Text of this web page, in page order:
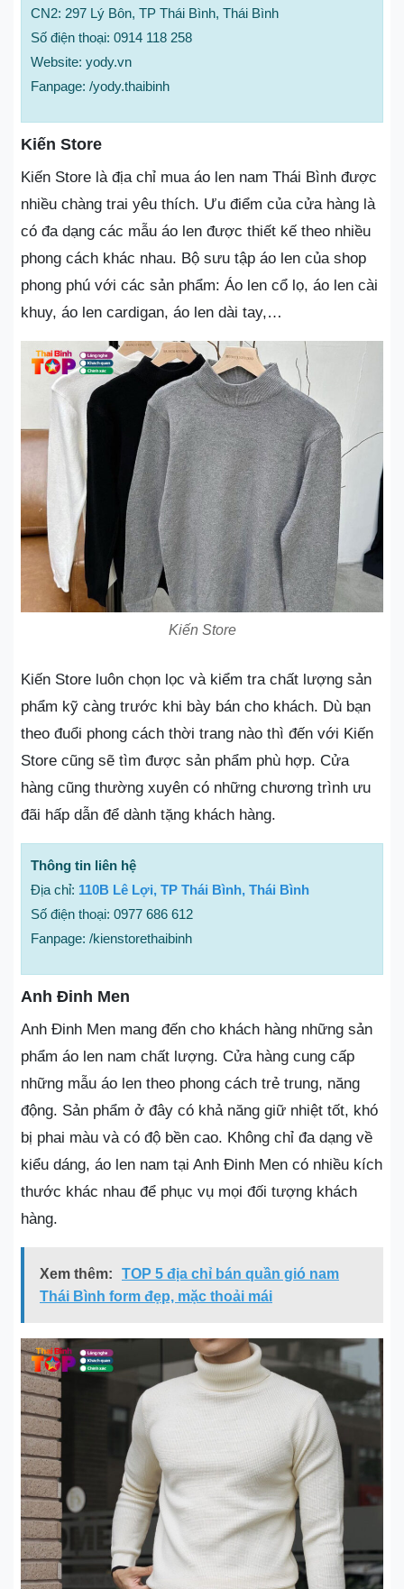
CN2: 297 Lý Bôn, TP Thái Bình, Thái Bình
Số điện thoại: 0914 118 258
Website: yody.vn
Fanpage: /yody.thaibinh
Kiến Store
Kiến Store là địa chỉ mua áo len nam Thái Bình được
nhiều chàng trai yêu thích. Ưu điểm của cửa hàng là
có đa dạng các mẫu áo len được thiết kế theo nhiều
phong cách khác nhau. Bộ sưu tập áo len của shop
phong phú với các sản phẩm: Áo len cổ lọ, áo len cài
khuy, áo len cardigan, áo len dài tay,…
Kiến Store
Kiến Store luôn chọn lọc và kiểm tra chất lượng sản
phẩm kỹ càng trước khi bày bán cho khách. Dù bạn
theo đuổi phong cách thời trang nào thì đến với Kiến
Store cũng sẽ tìm được sản phẩm phù hợp. Cửa
hàng cũng thường xuyên có những chương trình ưu
đãi hấp dẫn để dành tặng khách hàng.
Thông tin liên hệ
Địa chỉ: 110B Lê Lợi, TP Thái Bình, Thái Bình
Số điện thoại: 0977 686 612
Fanpage: /kienstorethaibinh
Anh Đinh Men
Anh Đinh Men mang đến cho khách hàng những sản
phẩm áo len nam chất lượng. Cửa hàng cung cấp
những mẫu áo len theo phong cách trẻ trung, năng
động. Sản phẩm ở đây có khả năng giữ nhiệt tốt, khó
bị phai màu và có độ bền cao. Không chỉ đa dạng về
kiểu dáng, áo len nam tại Anh Đinh Men có nhiều kích
thước khác nhau để phục vụ mọi đối tượng khách
hàng.
Xem thêm:
TOP 5 địa chỉ bán quần gió nam
Thái Bình form đẹp, mặc thoải mái